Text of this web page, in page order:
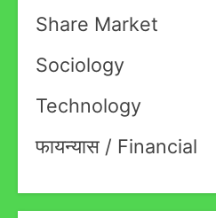
Share Market
Sociology
Technology
फायन्यास / Financial